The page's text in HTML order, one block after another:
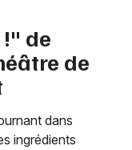
de
de
dans
ingrédients